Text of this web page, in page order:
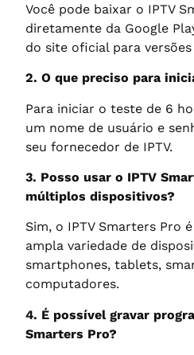
Você pode baixar o IPTV
diretamente da Google
do site oficial para
2. O que preciso para
Para iniciar o teste de 6
um nome de usuário e
seu fornecedor de IPTV.
3. Posso usar o IPTV
múltiplos dispositivos?
Sim, o IPTV Smarters Pro
ampla variedade de
smartphones, tablets,
computadores.
4. É possível gravar
Smarters Pro?